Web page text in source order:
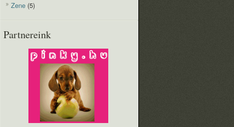
Zene (5)
Partnereink